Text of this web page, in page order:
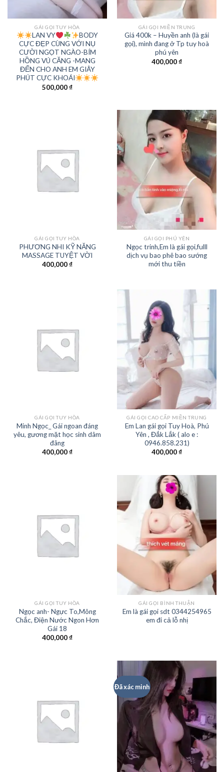
GÁI GỌI TUY HÒA
LAN VY
BODY
CỰC ĐẸP CÙNG VỚI NỤ
CƯỜI NGỌT NGÀO-BÍM
HỒNG VÚ CĂNG -MANG
ĐẾN CHO ANH EM GIÂY
PHÚT CỰC KHOÁI
500,000₫
GÁI GỌI MIỀN TRUNG
Giá 400k – Huyền anh (là gái
gọi), mình đang ở Tp tuy hoà
phú yên
400,000₫
GÁI GỌI TUY HÒA
PHƯƠNG NHI KỸ NĂNG
MASSAGE TUYỆT VỜI
400,000₫
GÁI GỌI PHÚ YÊN
Ngọc trinh,Em là gái gọi,fulll
dịch vụ bao phê bao sướng
mới thu tiền
GÁI GỌI TUY HÒA
Minh Ngọc_ Gái ngoan đáng
yêu, gương mặt học sinh dâm
đãng
400,000₫
GÁI GỌI CAO CẤP MIỀN TRUNG
Em Lan gái gọi Tuy Hoà, Phú
Yên , Đắk Lắk ( alo e :
0946.858.231)
400,000₫
GÁI GỌI TUY HÒA
Ngọc anh- Ngực To,Mông
Chắc, Điện Nước Ngon Hơn
Gái 18
400,000₫
GÁI GỌI BÌNH THUẬN
Em là gái gọi sdt 0344254965
em đi cả lỗ nhị
Đã xác minh